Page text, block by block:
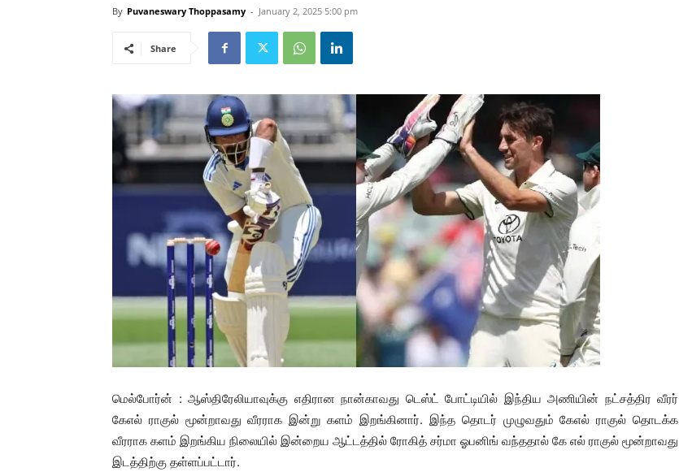
By Puvaneswary Thoppasamy - January 2, 2025 5:00 pm
Share
மெல்போர்ன் : ஆஸ்திரேலியாவுக்கு எதிரான நான்காவது டெஸ்ட் போட்டியில் இந்திய அணியின் நட்சத்திர வீரர்
கேஎல் ராகுல் மூன்றாவது வீரராக இன்று களம் இறங்கினார். இந்த தொடர் முழுவதும் கேஎல் ராகுல் தொடக்க
வீரராக களம் இறங்கிய நிலையில் இன்றைய ஆட்டத்தில் ரோகித் சர்மா ஓபனிங் வந்ததால் கே எல் ராகுல் மூன்றாவது
இடத்திற்கு தள்ளப்பட்டார்.